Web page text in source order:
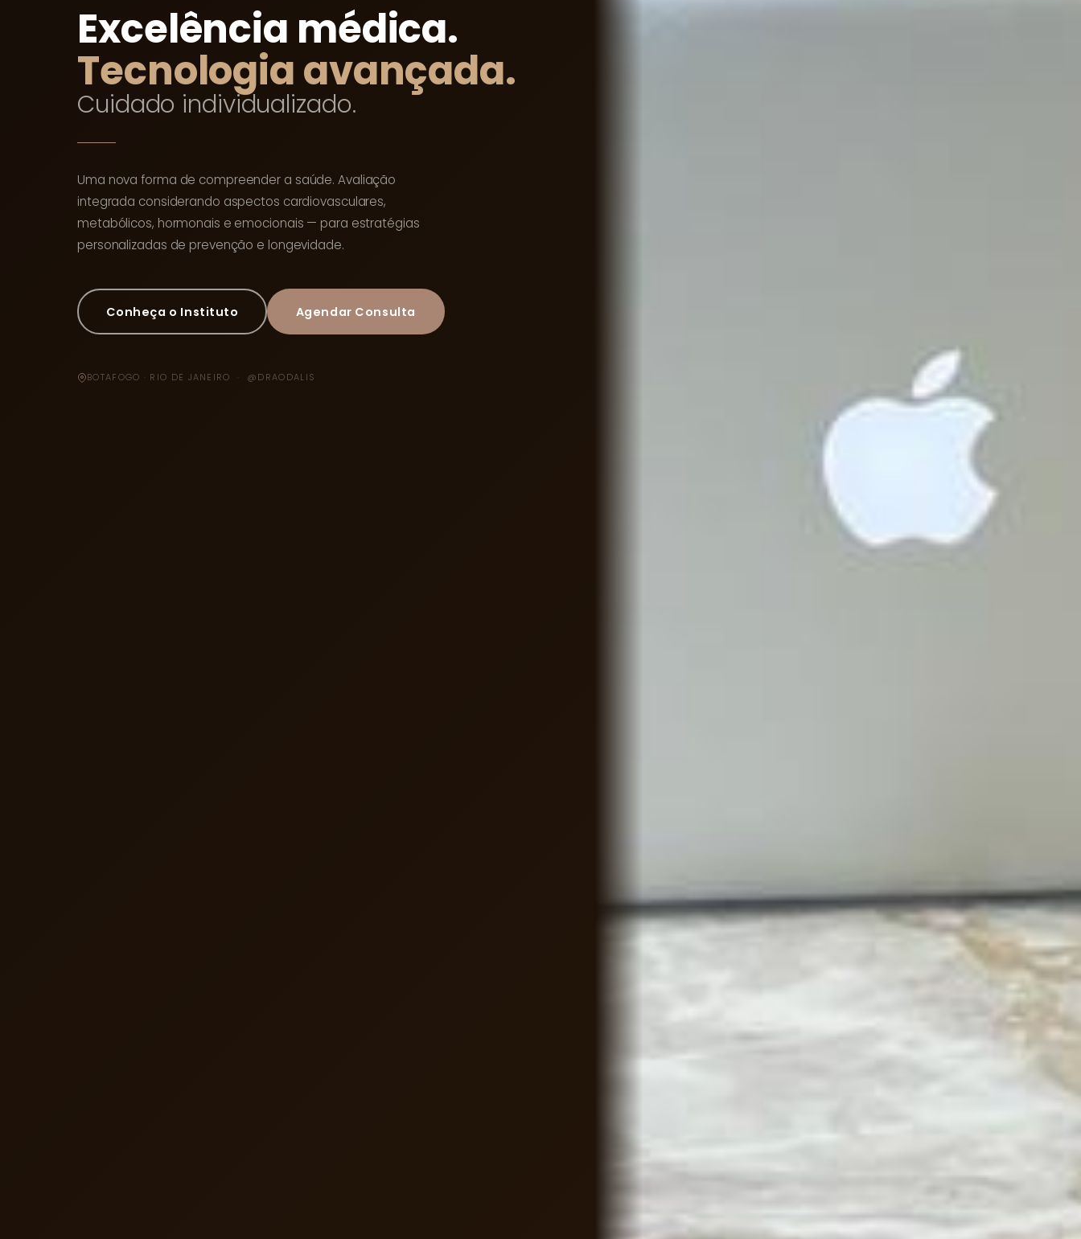
Excelência médica.
Tecnologia avançada.
Cuidado individualizado.
Uma nova forma de compreender a saúde. Avaliação
integrada considerando aspectos cardiovasculares,
metabólicos, hormonais e emocionais — para estratégias
personalizadas de prevenção e longevidade.
Conheça o Instituto Agendar Consulta
BOTAFOGO · RIO DE JANEIRO · @DRAODALIS